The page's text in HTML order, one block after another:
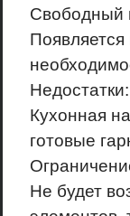
Свободный
Недостатки:
Кухонная
готовые
Не будет